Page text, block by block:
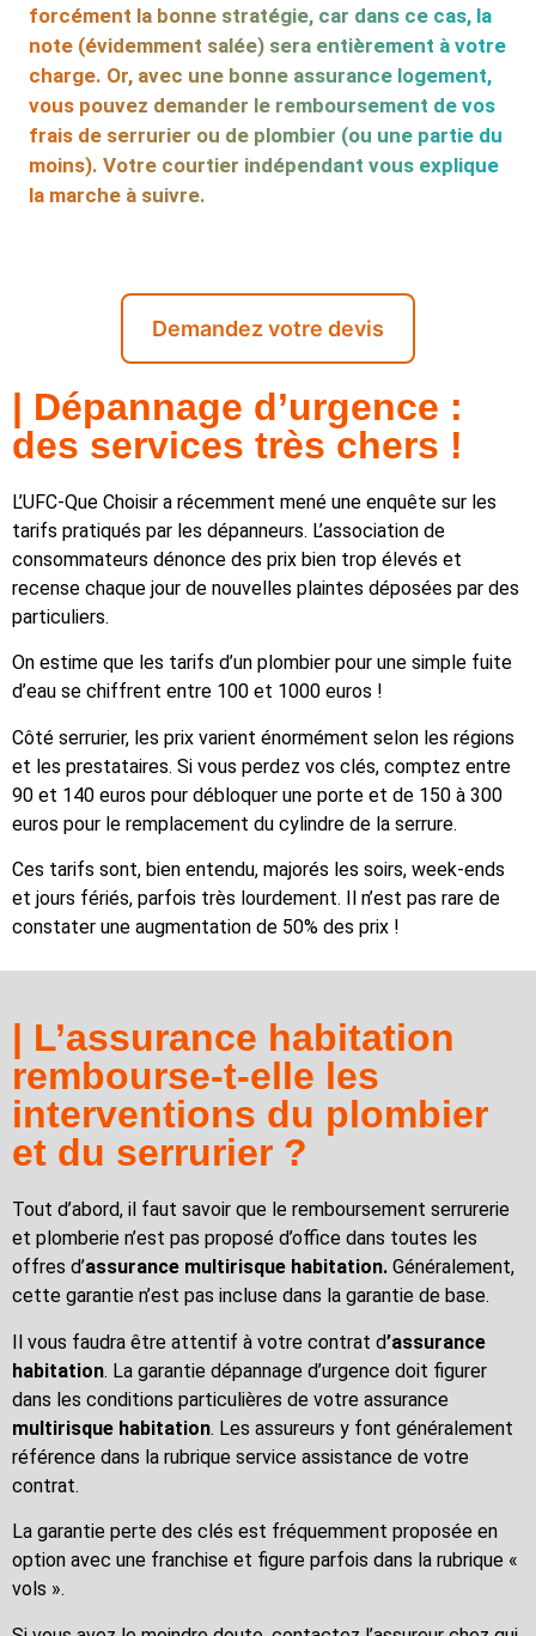
forcément la bonne stratégie, car dans ce cas, la
note (évidemment salée) sera entièrement à votre
charge. Or, avec une bonne assurance logement,
vous pouvez demander le remboursement de vos
frais de serrurier ou de plombier (ou une partie du
moins). Votre courtier indépendant vous explique
la marche à suivre.
Demandez votre devis
| Dépannage d’urgence :
des services très chers !
L’UFC-Que Choisir a récemment mené une enquête sur les
tarifs pratiqués par les dépanneurs. L’association de
consommateurs dénonce des prix bien trop élevés et
recense chaque jour de nouvelles plaintes déposées par des
particuliers.
On estime que les tarifs d’un plombier pour une simple fuite
d’eau se chiffrent entre 100 et 1000 euros !
Côté serrurier, les prix varient énormément selon les régions
et les prestataires. Si vous perdez vos clés, comptez entre
90 et 140 euros pour débloquer une porte et de 150 à 300
euros pour le remplacement du cylindre de la serrure.
Ces tarifs sont, bien entendu, majorés les soirs, week-ends
et jours fériés, parfois très lourdement. Il n’est pas rare de
constater une augmentation de 50% des prix !
| L’assurance habitation
rembourse-t-elle les
interventions du plombier
et du serrurier ?
Tout d’abord, il faut savoir que le remboursement serrurerie
et plomberie n’est pas proposé d’office dans toutes les
offres d’assurance multirisque habitation. Généralement,
cette garantie n’est pas incluse dans la garantie de base.
Il vous faudra être attentif à votre contrat d’assurance
habitation. La garantie dépannage d’urgence doit figurer
dans les conditions particulières de votre assurance
multirisque habitation. Les assureurs y font généralement
référence dans la rubrique service assistance de votre
contrat.
La garantie perte des clés est fréquemment proposée en
option avec une franchise et figure parfois dans la rubrique «
vols ».